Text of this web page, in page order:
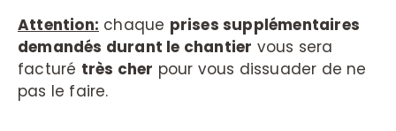
Attention: chaque prises supplémentaires
demandés durant le chantier vous sera
facturé très cher pour vous dissuader de ne
pas le faire.